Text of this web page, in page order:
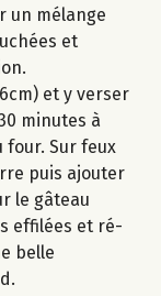
un mélange
et
et y verser
minutes à
four. Sur feux
puis ajouter
le gâteau
effilées et ré-
belle